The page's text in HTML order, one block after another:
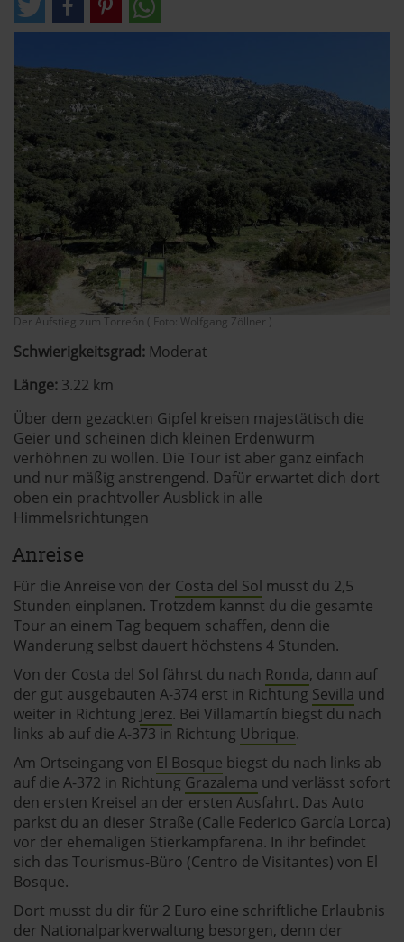
Der Aufstieg zum Torreón ( Foto: Wolfgang Zöllner )
Schwierigkeitsgrad: Moderat
Länge: 3.22 km
Über dem gezackten Gipfel kreisen majestätisch die
Geier und scheinen dich kleinen Erdenwurm
verhöhnen zu wollen. Die Tour ist aber ganz einfach
und nur mäßig anstrengend. Dafür erwartet dich dort
oben ein prachtvoller Ausblick in alle
Himmelsrichtungen
Anreise
Für die Anreise von der Costa del Sol musst du 2,5
Stunden einplanen. Trotzdem kannst du die gesamte
Tour an einem Tag bequem schaffen, denn die
Wanderung selbst dauert höchstens 4 Stunden.
Von der Costa del Sol fährst du nach Ronda, dann auf
der gut ausgebauten A-374 erst in Richtung Sevilla und
weiter in Richtung Jerez. Bei Villamartín biegst du nach
links ab auf die A-373 in Richtung Ubrique.
Am Ortseingang von El Bosque biegst du nach links ab
auf die A-372 in Richtung Grazalema und verlässt sofort
den ersten Kreisel an der ersten Ausfahrt. Das Auto
parkst du an dieser Straße (Calle Federico García Lorca)
vor der ehemaligen Stierkampfarena. In ihr befindet
sich das Tourismus-Büro (Centro de Visitantes) von El
Bosque.
Dort musst du dir für 2 Euro eine schriftliche Erlaubnis
der Nationalparkverwaltung besorgen, denn der